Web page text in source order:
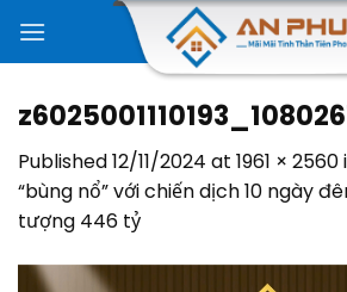
Published12/11/2024 at 1961 × 2560
“bùng nổ” với chiến dịch 10 ngày
tượng 446 tỷ